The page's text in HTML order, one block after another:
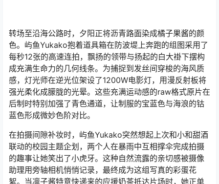
转场至沿海公路时，夕阳正将沥青路面染成橘子果酱的颜
色。屿鱼Yukako抱着道具箱在防波堤上奔跑的组图采用了
每秒12张的高速连拍，飘扬的领带与扬起的白大褂下摆构
成充满生命力的几何线条。为捕捉到发丝间穿梭的海风质
感，灯光师在逆光位架设了1200W电影灯，用漫反射板将
强光柔化成朦胧的光晕。这些充满运动感的raw格式原片在
后制时特别加强了青色通道，让制服的宝蓝色与海浪的钴
蓝色形成微妙色阶对比。
在拍摄间隙补妆时，屿鱼Yukako突然想起上次和小和甜酒
联动的校园主题企划，两个人在暴雨中互相撑伞完成拍摄
的趣事让她笑出了小虎牙。这种自然流露的亲切感被摄像
助理用旁轴相机悄悄记录，最终成为这组写真的彩蛋花
絮。当凛子酱特意快递来的应援奶茶抵达片场时，她正单